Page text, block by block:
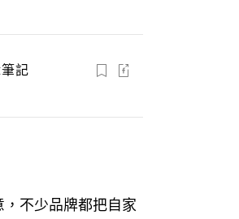
記
， 不少品牌都把自家